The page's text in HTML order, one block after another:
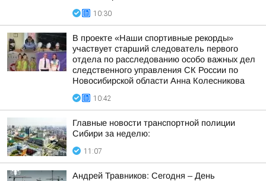
10:30
В проекте «Наши спортивные рекорды»
участвует старший следователь первого
отдела по расследованию особо важных дел
следственного управления СК России по
Новосибирской области Анна Колесникова
10:42
Главные новости транспортной полиции
Сибири за неделю:
11:07
Андрей Травников: Сегодня – День